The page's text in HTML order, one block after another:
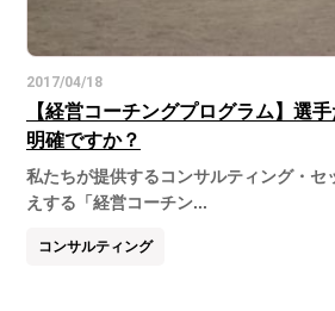
2017/04/18
【経営コーチングプログラム】選
明確ですか？
私たちが提供するコンサルティング・セ
えする「経営コーチン...
コンサルティング